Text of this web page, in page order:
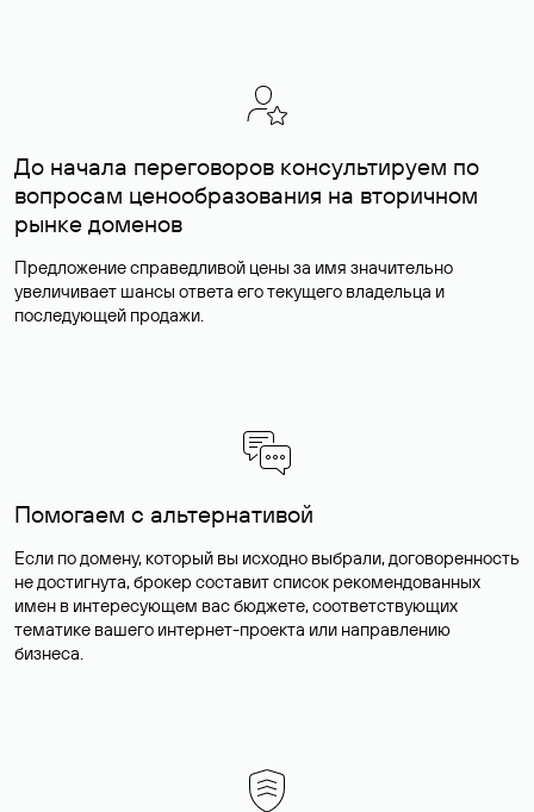
До начала переговоров консультируем по
вопросам ценообразования на вторичном
рынке доменов
Предложение справедливой цены за имя значительно
увеличивает шансы ответа его текущего владельца и
последующей продажи.
Помогаем с альтернативой
Если по домену, который вы исходно выбрали, договоренность
не достигнута, брокер составит список рекомендованных
имен в интересующем вас бюджете, соответствующих
тематике вашего интернет-проекта или направлению
бизнеса.